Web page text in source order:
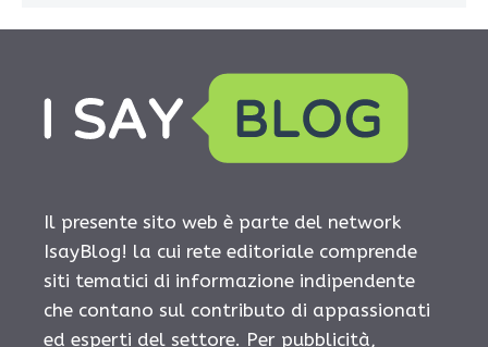
Il presente sito web è parte del network
IsayBlog! la cui rete editoriale comprende
siti tematici di informazione indipendente
che contano sul contributo di appassionati
ed esperti del settore. Per pubblicità,